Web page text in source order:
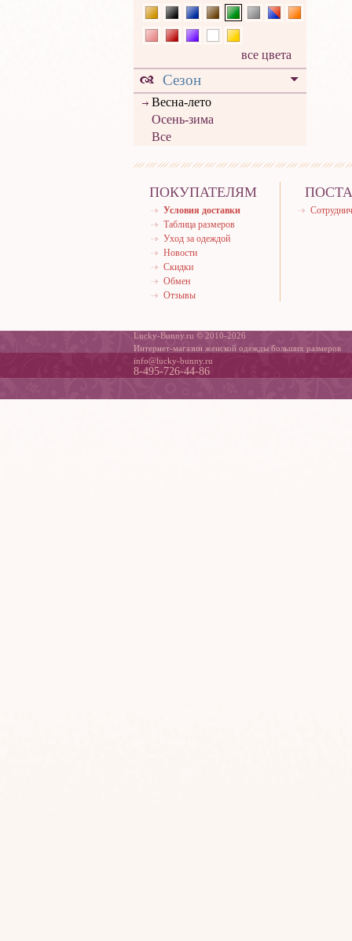
все цвета
Сезон
Весна-лето
Осень-зима
Все
ПОКУПАТЕЛЯМ
Условия доставки
Таблица размеров
Уход за одеждой
Новости
Скидки
Обмен
Отзывы
Lucky-Bunny.ru © 2010-2026
Интернет-магазин женской одежды больших размеров
info@lucky-bunny.ru
8-495-726-44-86